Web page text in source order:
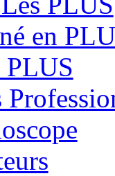
en
PLUS